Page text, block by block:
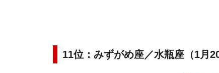
11位：みずがめ座／水瓶座（1月